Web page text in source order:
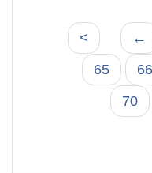
←
<
65
66
70